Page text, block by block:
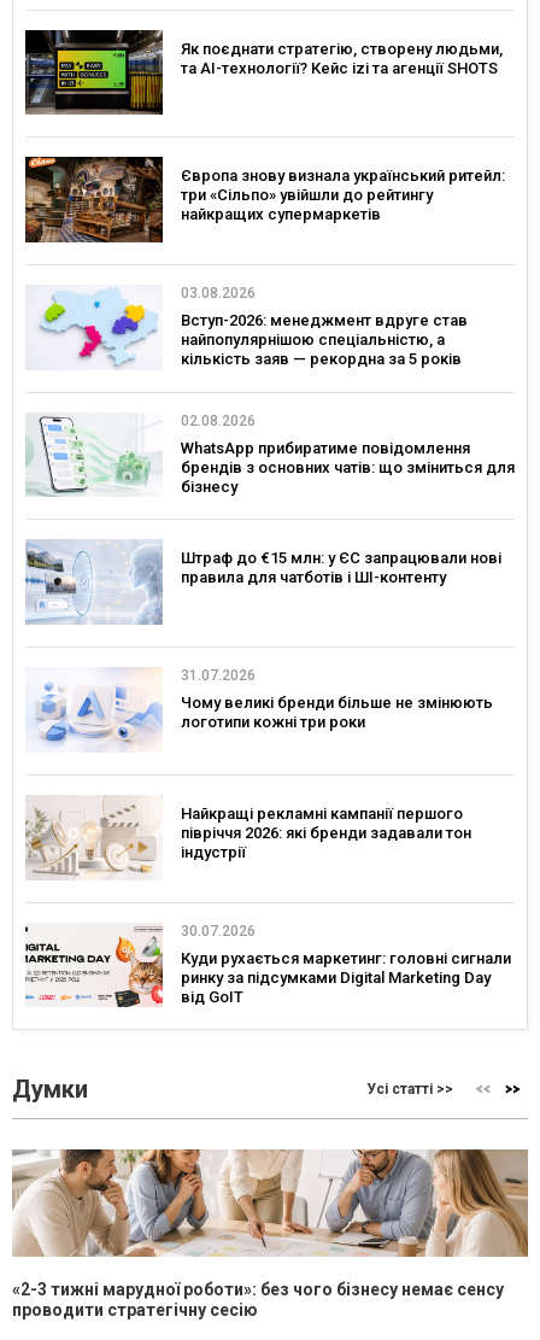
Як поєднати стратегію, створену людьми,
та AI-технології? Кейс izi та агенції SHOTS
Європа знову визнала український ритейл:
три «Сільпо» увійшли до рейтингу
найкращих супермаркетів
03.08.2026
Вступ-2026: менеджмент вдруге став
найпопулярнішою спеціальністю, а
кількість заяв — рекордна за 5 років
02.08.2026
WhatsApp прибиратиме повідомлення
брендів з основних чатів: що зміниться для
бізнесу
Штраф до €15 млн: у ЄС запрацювали нові
правила для чатботів і ШІ-контенту
31.07.2026
Чому великі бренди більше не змінюють
логотипи кожні три роки
Найкращі рекламні кампанії першого
півріччя 2026: які бренди задавали тон
індустрії
30.07.2026
Куди рухається маркетинг: головні сигнали
ринку за підсумками Digital Marketing Day
від GoIT
Думки Усі статті >>
«2-3 тижні марудної роботи»: без чого бізнесу немає сенсу
проводити стратегічну сесію